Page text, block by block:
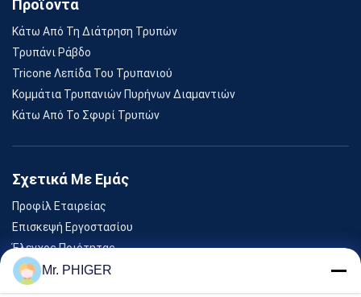
Προϊόντα
Κάτω Από Τη Διάτρηση Τρυπών
Τρυπάνι Ράβδο
Tricone Λεπίδα Του Τρυπανιού
Κομμάτια Τρυπανιών Πυρήνων Διαμαντιών
Κάτω Από Το Σφυρί Τρυπών
Σχετικά Με Εμάς
Προφίλ Εταιρείας
Επισκεψή Εργοστασίου
Έλεγχος Ποιότητας
SitemapMr. PHIGER